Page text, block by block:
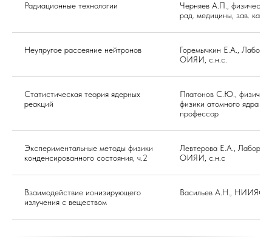
Радиационные технологии
Черняев А.П.,
рад. медицины, зав. каф.
Неупругое рассеяние нейтронов
Горемычкин Е.А.,
ОИЯИ, с.н.с.
Статистическая теория ядерных
реакций
Платонов С.Ю.,
физики атомного ядра и
профессор
Экспериментальные методы физики
конденсированного состояния, ч.2
Левтерова Е.А.,
ОИЯИ, с.н.с
Взаимодействие ионизирующего
излучения с веществом
Васильев А.Н., НИИЯФ